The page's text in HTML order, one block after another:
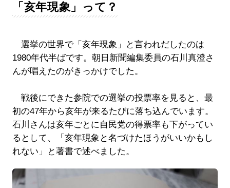
「亥年現象」って？
選挙の世界で「亥年現象」と言われだしたのは
1980年代半ばです。朝日新聞編集委員の石川真澄さ
んが唱えたのがきっかけでした。
戦後にできた参院での選挙の投票率を見ると、最
初の47年から亥年が来るたびに落ち込んでいます。
石川さんは亥年ごとに自民党の得票率も下がってい
るとして、「亥年現象と名づけたほうがいいかもし
れない」と著書で述べました。